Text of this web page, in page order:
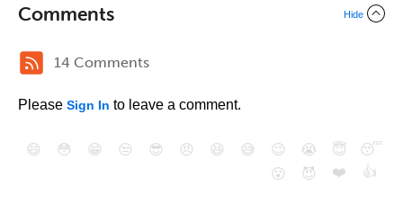
Comments Hide
14 Comments
Please Sign In to leave a comment.
😄 😳 😁 😒 😎 😠 😆 😅 😉 😭 😇
😴
😮
😈 ❤️ 👍